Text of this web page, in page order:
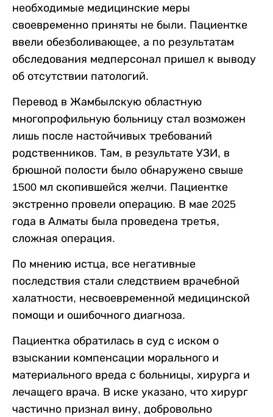
необходимые медицинские меры
своевременно приняты не были. Пациентке
ввели обезболивающее, а по результатам
обследования медперсонал пришел к выводу
об отсутствии патологий.
Перевод в Жамбылскую областную
многопрофильную больницу стал возможен
лишь после настойчивых требований
родственников. Там, в результате УЗИ, в
брюшной полости было обнаружено свыше
1500 мл скопившейся желчи. Пациентке
экстренно провели операцию. В мае 2025
года в Алматы была проведена третья,
сложная операция.
По мнению истца, все негативные
последствия стали следствием врачебной
халатности, несвоевременной медицинской
помощи и ошибочного диагноза.
Пациентка обратилась в суд с иском о
взыскании компенсации морального и
материального вреда с больницы, хирурга и
лечащего врача. В иске указано, что хирург
частично признал вину, добровольно